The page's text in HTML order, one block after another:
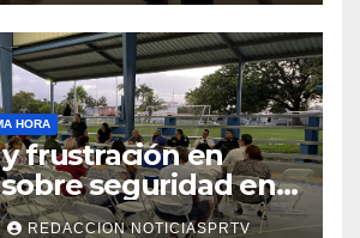
HORA
frustración en
seguridad en
Metropolitano
REDACCION NOTICIASPRTV